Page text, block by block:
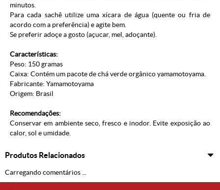
minutos.
Para cada sachê utilize uma xícara de água (quente ou fria de
acordo com a preferência) e agite bem.
Se preferir adoçe a gosto (açucar, mel, adoçante).
Características:
Peso: 150 gramas
Caixa: Contém um pacote de chá verde orgânico yamamotoyama.
Fabricante: Yamamotoyama
Origem: Brasil
Recomendações:
Conservar em ambiente seco, fresco e inodor. Evite exposição ao
calor, sol e umidade.
Produtos Relacionados
Carregando comentários ...